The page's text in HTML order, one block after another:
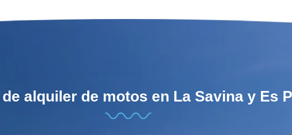
alquiler de motos en La Savina y Es